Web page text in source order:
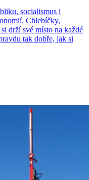
socialismus i
Chlebíčky,
drží své místo na každé
tak dobře, jak si